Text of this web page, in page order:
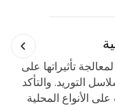
تأثيراتها على
التوريد. والتأكد
الأنواع المحلية